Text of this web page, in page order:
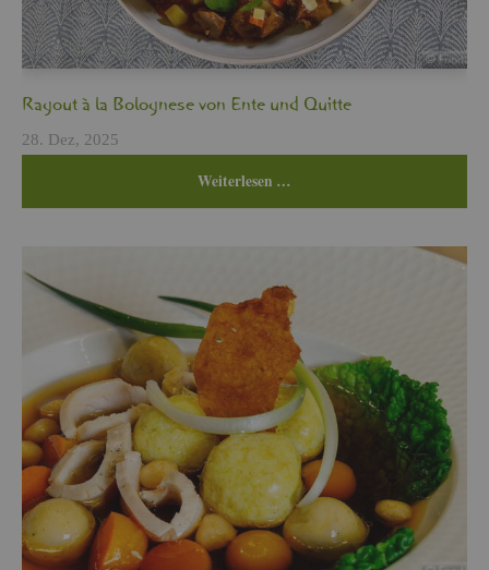
Ra­gout à la Bo­lo­gne­se von Ente und Quit­te
28. Dez, 2025
Wei­ter­le­sen …